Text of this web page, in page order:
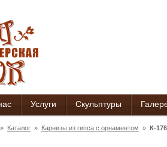
Услуги Скульптуры
» Каталог » Карнизы из гипса c орнаментом » К-176